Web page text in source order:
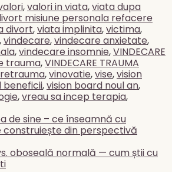
,valori in viata,viata dupa
misiune personala refacere
divort,viata implinita,victima,
,vindecare,vindecare anxietate,
,vindecare insomnie,VINDECARE
trauma,VINDECARE TRAUMA
,vinovatie,vise,vision
beneficii,vision board noul an,
,vreau sa incep terapia,
de sine – ce înseamnă cu
construiește din perspectivă
oboseală normală — cum știi cu